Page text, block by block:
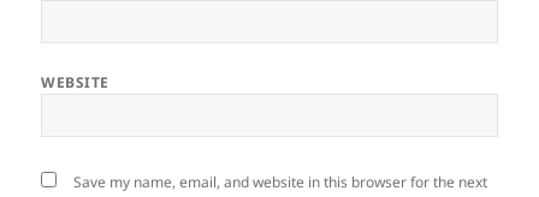
WEBSITE
Save my name, email, and website in this browser for the next